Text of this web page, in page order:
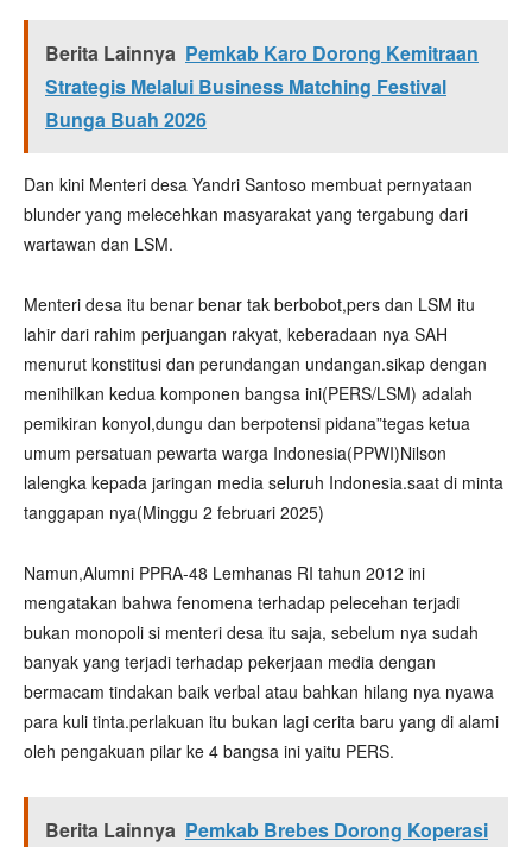
Berita Lainnya Pemkab Karo Dorong Kemitraan
Strategis Melalui Business Matching Festival
Bunga Buah 2026
Dan kini Menteri desa Yandri Santoso membuat pernyataan
blunder yang melecehkan masyarakat yang tergabung dari
wartawan dan LSM.
Menteri desa itu benar benar tak berbobot,pers dan LSM itu
lahir dari rahim perjuangan rakyat, keberadaan nya SAH
menurut konstitusi dan perundangan undangan.sikap dengan
menihilkan kedua komponen bangsa ini(PERS/LSM) adalah
pemikiran konyol,dungu dan berpotensi pidana”tegas ketua
umum persatuan pewarta warga Indonesia(PPWI)Nilson
lalengka kepada jaringan media seluruh Indonesia.saat di minta
tanggapan nya(Minggu 2 februari 2025)
Namun,Alumni PPRA-48 Lemhanas RI tahun 2012 ini
mengatakan bahwa fenomena terhadap pelecehan terjadi
bukan monopoli si menteri desa itu saja, sebelum nya sudah
banyak yang terjadi terhadap pekerjaan media dengan
bermacam tindakan baik verbal atau bahkan hilang nya nyawa
para kuli tinta.perlakuan itu bukan lagi cerita baru yang di alami
oleh pengakuan pilar ke 4 bangsa ini yaitu PERS.
Berita Lainnya Pemkab Brebes Dorong Koperasi